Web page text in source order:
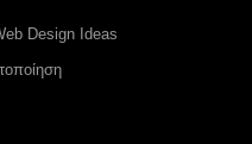
Design Ideas